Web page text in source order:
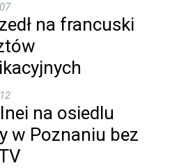
na francuski
na osiedlu
w Poznaniu bez